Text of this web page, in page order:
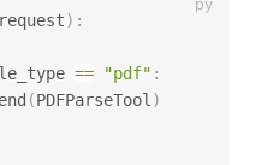
request) :
== "pdf" :
(PDFParseTool )